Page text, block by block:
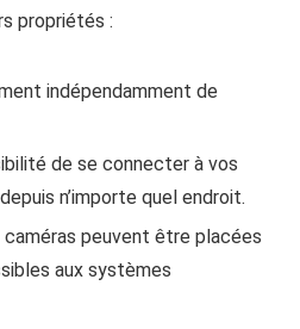
propriétés :
indépendamment de
de se connecter à vos
n’importe quel endroit.
peuvent être placées
aux systèmes